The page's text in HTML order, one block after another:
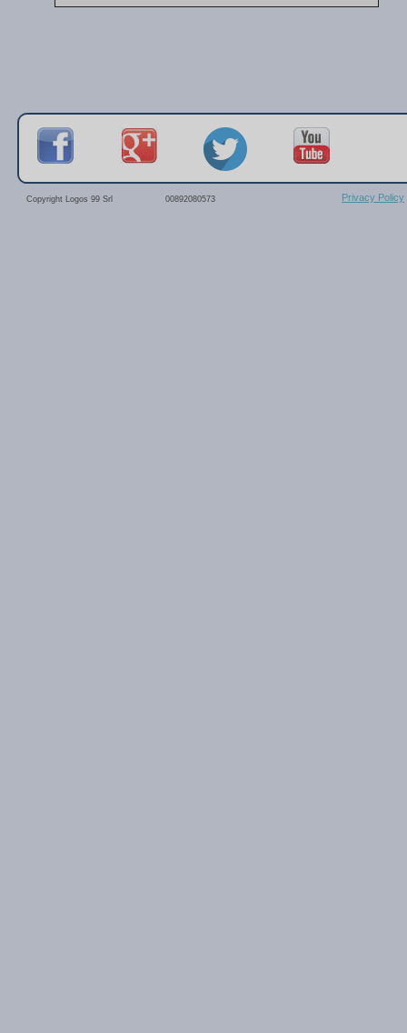
Copyright Logos 99 Srl 00892080573 Privacy Policy